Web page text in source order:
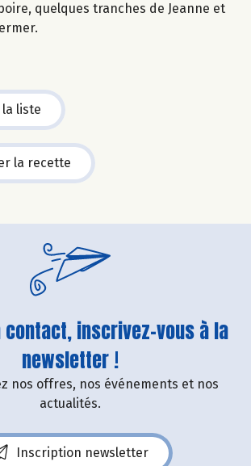
quelques tranches de Jeanne et
la liste
la recette
contact, inscrivez-vous à la
newsletter !
nos offres, nos événements et nos
actualités.
Inscription newsletter